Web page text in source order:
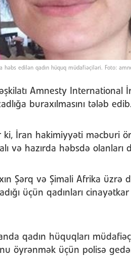
həbs edilən qadın hüquq müdafiəçiləri. Foto:
Amnesty International
buraxılmasını tələb
ki, İran hakimiyyəti məcburi
və hazırda həbsdə olanları
Şərq və Şimali Afrika
üçün qadınları
qadın hüquqları
öyrənmək üçün polisə